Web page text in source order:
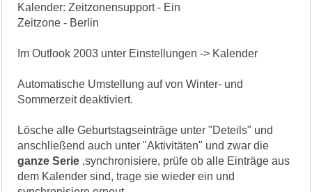
Kalender: Zeitzonensupport - Ein
Zeitzone - Berlin
Im Outlook 2003 unter Einstellungen -> Kalender
Automatische Umstellung auf von Winter- und
Sommerzeit deaktiviert.
Lösche alle Geburtstagseinträge unter "Deteils" und
anschließend auch unter "Aktivitäten" und zwar die
ganze Serie ,synchronisiere, prüfe ob alle Einträge aus
dem Kalender sind, trage sie wieder ein und